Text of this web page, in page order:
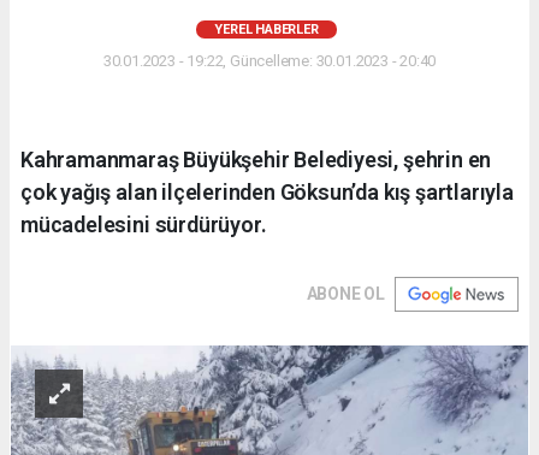
YEREL HABERLER
30.01.2023 - 19:22, Güncelleme: 30.01.2023 - 20:40
Kahramanmaraş Büyükşehir Belediyesi, şehrin en
çok yağış alan ilçelerinden Göksun’da kış şartlarıyla
mücadelesini sürdürüyor.
ABONE OL